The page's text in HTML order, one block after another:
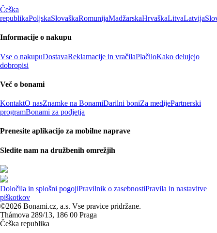
Češka
republikaPoljskaSlovaškaRomunijaMadžarskaHrvaškaLitvaLatvija
Informacije o nakupu
Vse o nakupuDostavaReklamacije in vračilaPlačiloKako delujejo
dobropisi
Več o bonami
KontaktO nasZnamke na BonamiDarilni boniZa medijePartnerski
programBonami za podjetja
Prenesite aplikacijo za mobilne naprave
Sledite nam na družbenih omrežjih
Določila in splošni pogojiPravilnik o zasebnostiPravila in nastavitve
piškotkov
©2026 Bonami.cz, a.s. Vse pravice pridržane.
Thámova 289/13, 186 00 Praga
Češka republika